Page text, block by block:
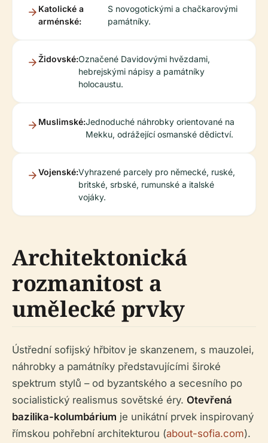
Katolické a
arménské:
S novogotickými a chačkarovými
památníky.
Židovské:Označené Davidovými hvězdami,
hebrejskými nápisy a památníky
holocaustu.
Muslimské:Jednoduché náhrobky orientované na
Mekku, odrážející osmanské dědictví.
Vojenské:Vyhrazené parcely pro německé, ruské,
britské, srbské, rumunské a italské
vojáky.
Architektonická
rozmanitost a
umělecké prvky
Ústřední sofijský hřbitov je skanzenem, s mauzolei,
náhrobky a památníky představujícími široké
spektrum stylů – od byzantského a secesního po
socialistický realismus sovětské éry. Otevřená
bazilika-kolumbárium je unikátní prvek inspirovaný
římskou pohřební architekturou (about-sofia.com).